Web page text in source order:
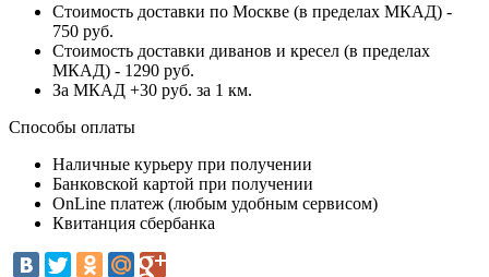
Стоимость доставки по Москве (в пределах МКАД) -
750 руб.
Стоимость доставки диванов и кресел (в пределах
МКАД) - 1290 руб.
За МКАД +30 руб. за 1 км.
Способы оплаты
Наличные курьеру при получении
Банковской картой при получении
OnLine платеж (любым удобным сервисом)
Квитанция сбербанка